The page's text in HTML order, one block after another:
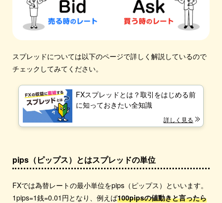
スプレッドについては以下のページで詳しく解説しているので
チェックしてみてください。
FXスプレッドとは？取引をはじめる前
に知っておきたい全知識
詳しく見る
pips（ピップス）とはスプレッドの単位
FXでは為替レートの最小単位をpips（ピップス）といいます。
1pips=1銭=0.01円となり、例えば100pipsの値動きと言ったら